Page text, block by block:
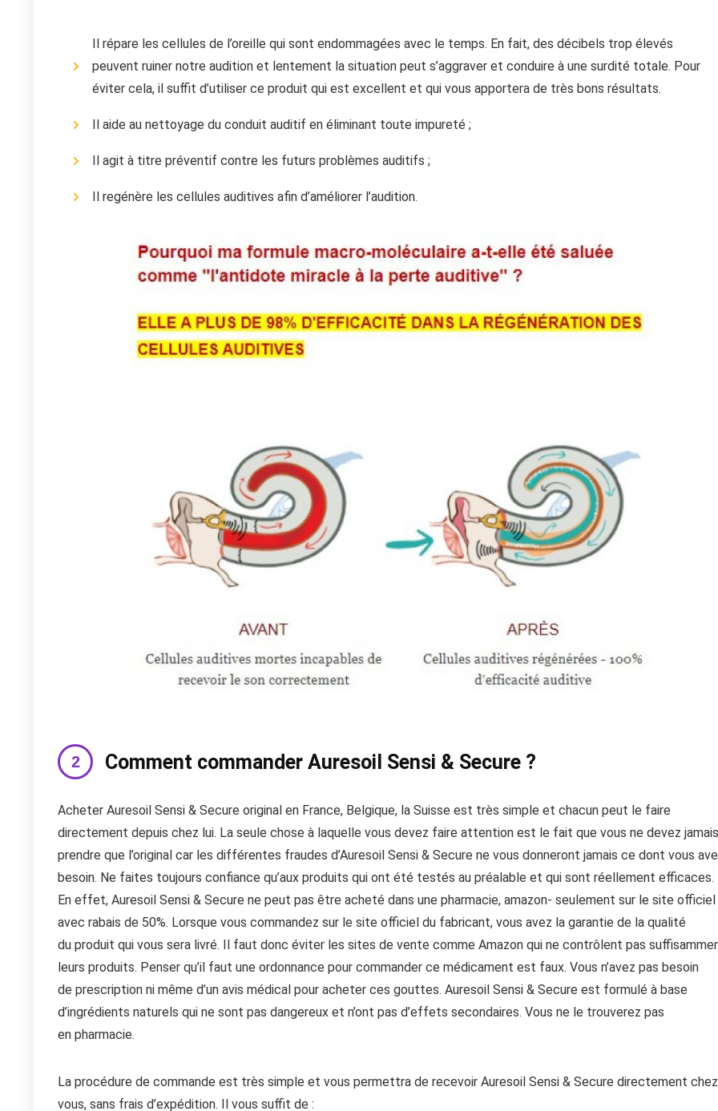
Il répare les cellules de l’oreille qui sont endommagées avec le temps. En fait, des décibels trop élevés
peuvent ruiner notre audition et lentement la situation peut s’aggraver et conduire à une surdité totale. Pour
éviter cela, il suffit d’utiliser ce produit qui est excellent et qui vous apportera de très bons résultats.
Il aide au nettoyage du conduit auditif en éliminant toute impureté ;
Il agit à titre préventif contre les futurs problèmes auditifs ;
Il regénère les cellules auditives afin d’améliorer l’audition.
Comment commander Auresoil Sensi & Secure ?
Acheter Auresoil Sensi & Secure original en France, Belgique, la Suisse est très simple et chacun peut le faire
directement depuis chez lui. La seule chose à laquelle vous devez faire attention est le fait que vous ne devez jamais
prendre que l’original car les différentes fraudes d’Auresoil Sensi & Secure ne vous donneront jamais ce dont vous
besoin. Ne faites toujours confiance qu’aux produits qui ont été testés au préalable et qui sont réellement efficaces.
En effet, Auresoil Sensi & Secure ne peut pas être acheté dans une pharmacie, amazon- seulement sur le site officiel
avec rabais de 50%. Lorsque vous commandez sur le site officiel du fabricant, vous avez la garantie de la qualité
du produit qui vous sera livré. Il faut donc éviter les sites de vente comme Amazon qui ne contrôlent pas
leurs produits. Penser qu’il faut une ordonnance pour commander ce médicament est faux. Vous n’avez pas besoin
de prescription ni même d’un avis médical pour acheter ces gouttes. Auresoil Sensi & Secure est formulé à base
d’ingrédients naturels qui ne sont pas dangereux et n’ont pas d’effets secondaires. Vous ne le trouverez pas
en pharmacie.
La procédure de commande est très simple et vous permettra de recevoir Auresoil Sensi & Secure directement chez
vous, sans frais d’expédition. Il vous suffit de :